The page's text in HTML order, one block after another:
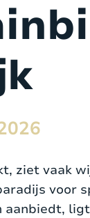
ziet vaak
voor
aanbiedt,